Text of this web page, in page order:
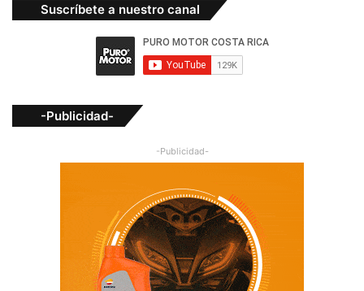
Suscríbete a nuestro canal
-Publicidad-
-Publicidad-